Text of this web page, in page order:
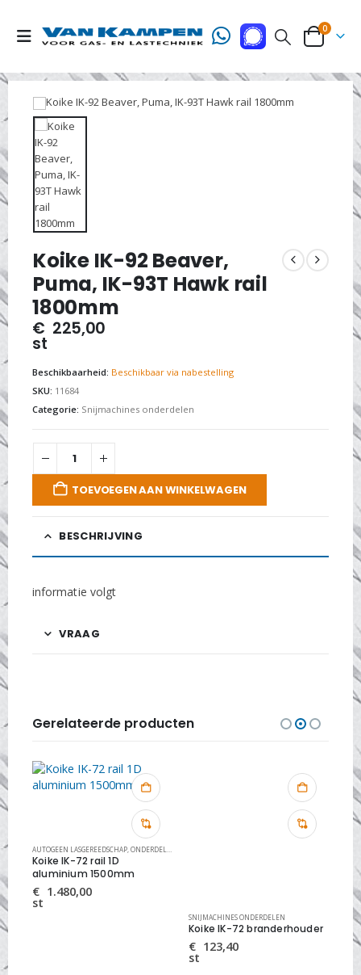
0
Koike IK-92 Beaver,
Puma, IK-93T Hawk rail
1800mm
€ 225,00
st
Beschikbaarheid: Beschikbaar via nabestelling
SKU: 11684
Categorie: Snijmachines onderdelen
TOEVOEGEN AAN WINKELWAGEN
BESCHRIJVING
informatie volgt
VRAAG
Gerelateerde producten
,SNIJMACHINES ONDERDELEN
AUTOGEEN LASGEREEDSCHAP ONDERDELEN EN REPARATIESETS
Koike IK-72 rail 1D
aluminium 1500mm
€ 1.480,00
st
SNIJMACHINES ONDERDELEN
Koike IK-72 branderhouder
€ 123,40
st